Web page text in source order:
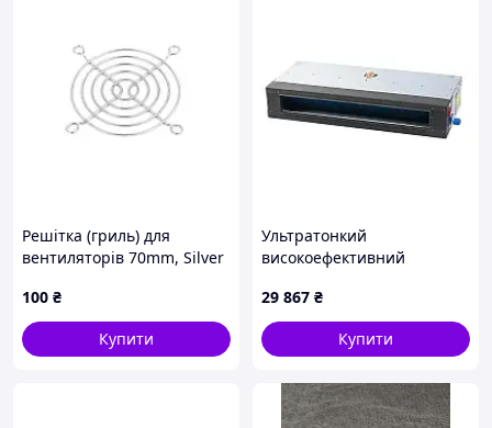
Решітка (гриль) для
вентиляторів 70mm, Silver
100 ₴
Купити
Ультратонкий
високоефективний
канальний фанкойл LP FP -
136
29 867 ₴
Купити